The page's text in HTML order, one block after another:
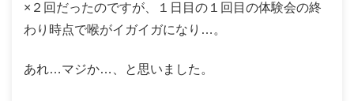
×２回だったのですが、１日目の１回目の体験会の終
わり時点で喉がイガイガになり…。
あれ…マジか…、と思いました。